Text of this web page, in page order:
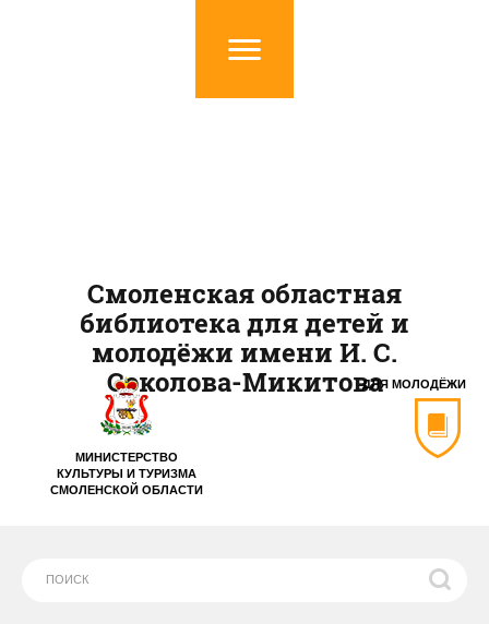
МИНИСТЕРСТВО
КУЛЬТУРЫ И ТУРИЗМА
СМОЛЕНСКОЙ ОБЛАСТИ
ДЛЯ МОЛОДЁЖИ
Смоленская областная
библиотека для детей и
молодёжи имени И. С.
Соколова-Микитова